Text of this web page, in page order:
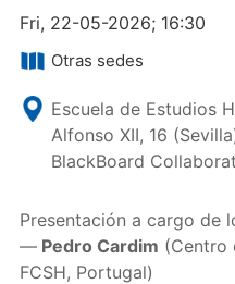
Fri, 22-05-2026; 16:30
Otras sedes
Escuela de Estudios
Alfonso XII, 16
BlackBoard
Presentación a cargo de
—Pedro Cardim (Centro
FCSH, Portugal)